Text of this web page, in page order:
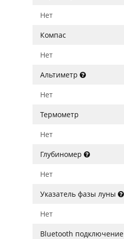
Нет
Компас
Нет
Альтиметр
Нет
Термометр
Нет
Глубиномер
Нет
Указатель фазы луны
Нет
Bluetooth подключение